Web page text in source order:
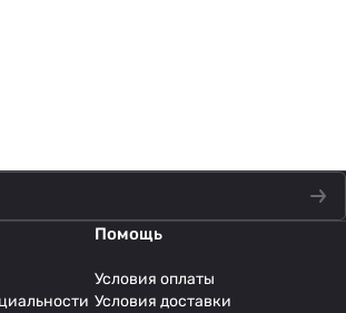
Помощь
Условия оплаты
Условия доставки